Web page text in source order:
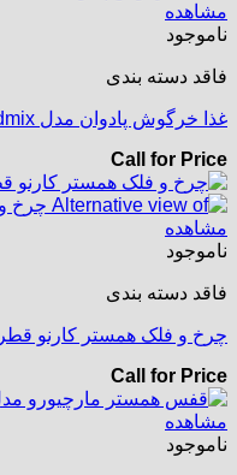
مشاهده
ناموجود
فاقد دسته بندی
غذا خرگوش پادوان مدل Grandmix
Call for Price
مشاهده
ناموجود
فاقد دسته بندی
چرخ و فلک همستر کارنو قطر 21
Call for Price
مشاهده
ناموجود